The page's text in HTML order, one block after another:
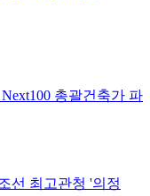
총괄건축가 파
선 최고관청 '의정